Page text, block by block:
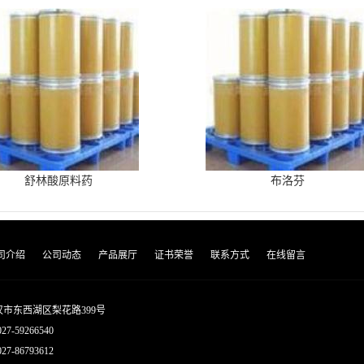
舒林酸原料药 布洛芬
介绍 公司动态 产品展厅 证书荣誉 联系方式 在线留言
市东西湖区梨花路399号
59266540
86793612